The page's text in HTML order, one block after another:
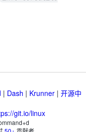
| Dash | Krunner | 开源中
git.io/linux